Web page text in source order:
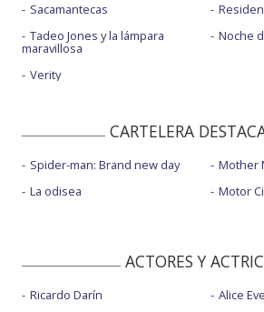
Sacamantecas
Tadeo Jones y la lámpara
maravillosa
Verity
Noche
CARTELERA
Spider-man: Brand new day
La odisea
Mother
Motor
ACTORES Y
Ricardo Darín
Alice Eve